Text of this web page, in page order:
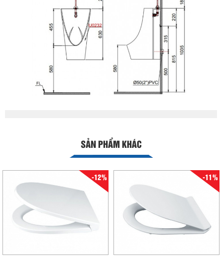
SẢN PHẨM KHÁC
-12% -11%